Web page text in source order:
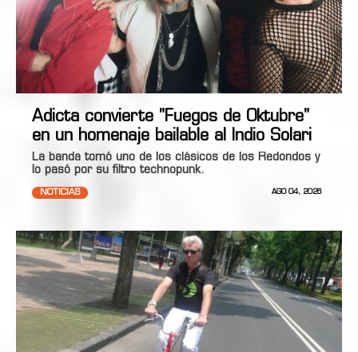
Adicta convierte "Fuegos de Oktubre"
en un homenaje bailable al Indio Solari
La banda tomó uno de los clásicos de los Redondos y
lo pasó por su filtro technopunk.
NOTICIAS AGO 04, 2026